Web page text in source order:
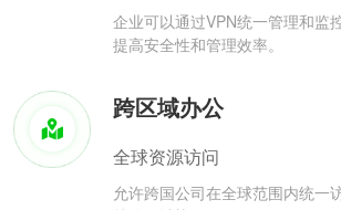
企业可以通过VPN统一管理和监
提高安全性和管理效率。
跨区域办公
全球资源访问
允许跨国公司在全球范围内统一